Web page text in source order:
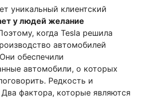
уникальный клиентский
у людей желание
когда Tesla решила
автомобилей
обеспечили
автомобили, о которых
Редкость и
фактора, которые являются